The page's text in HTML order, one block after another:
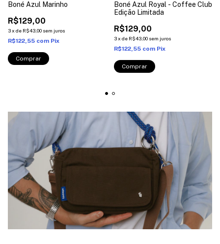
Boné Azul Marinho
R$129,00
3x de R$43,00 sem juros
R$122,55 com Pix
Boné Azul Royal - Coffee Club
Edição Limitada
R$129,00
3x de R$43,00 sem juros
R$122,55 com Pix